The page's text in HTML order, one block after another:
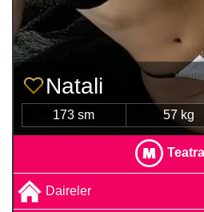
Natali
173 sm 57 kg
Daireler